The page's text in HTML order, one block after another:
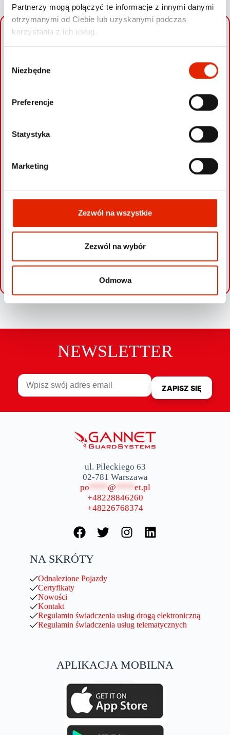
Partnerzy mogą połączyć te informacje z innymi danymi
otrzymanymi od Ciebie lub uzyskanymi podczas
korzystania z ich usług.
Niezbędne
Preferencje
Statystyka
Marketing
Zezwól na wszystkie
Zezwól na wybór
Odmowa
+
Leaflet|©
NEWSLETTER
ul. Pileckiego 63
02-781 Warszawa
po **** @ **** et.pl
+48228846260
+48226768374
NA SKRÓTY
Odnalezione Pojazdy
Certyfikaty
Nowości
Kontakt
Regulamin świadczenia usług drogą elektroniczną
Regulamin świadczenia usług telematycznych
APLIKACJA MOBILNA